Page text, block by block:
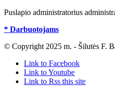
Puslapio administratorius
* Darbuotojams
© Copyright 2025 m. - Šilutės F.
Link to Facebook
Link to Youtube
Link to Rss this site